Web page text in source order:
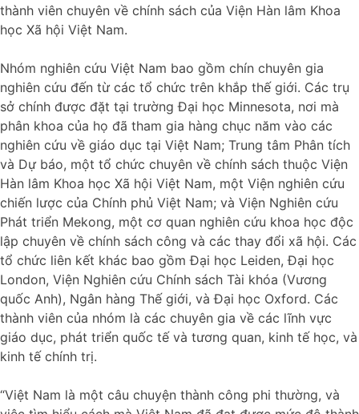
thành viên chuyên về chính sách của Viện Hàn lâm Khoa
học Xã hội Việt Nam.
Nhóm nghiên cứu Việt Nam bao gồm chín chuyên gia
nghiên cứu đến từ các tổ chức trên khắp thế giới. Các trụ
sở chính được đặt tại trường Đại học Minnesota, nơi mà
phân khoa của họ đã tham gia hàng chục năm vào các
nghiên cứu về giáo dục tại Việt Nam; Trung tâm Phân tích
và Dự báo, một tổ chức chuyên về chính sách thuộc Viện
Hàn lâm Khoa học Xã hội Việt Nam, một Viện nghiên cứu
chiến lược của Chính phủ Việt Nam; và Viện Nghiên cứu
Phát triển Mekong, một cơ quan nghiên cứu khoa học độc
lập chuyên về chính sách công và các thay đổi xã hội. Các
tổ chức liên kết khác bao gồm Đại học Leiden, Đại học
London, Viện Nghiên cứu Chính sách Tài khóa (Vương
quốc Anh), Ngân hàng Thế giới, và Đại học Oxford. Các
thành viên của nhóm là các chuyên gia về các lĩnh vực
giáo dục, phát triển quốc tế và tương quan, kinh tế học, và
kinh tế chính trị.
“Việt Nam là một câu chuyện thành công phi thường, và